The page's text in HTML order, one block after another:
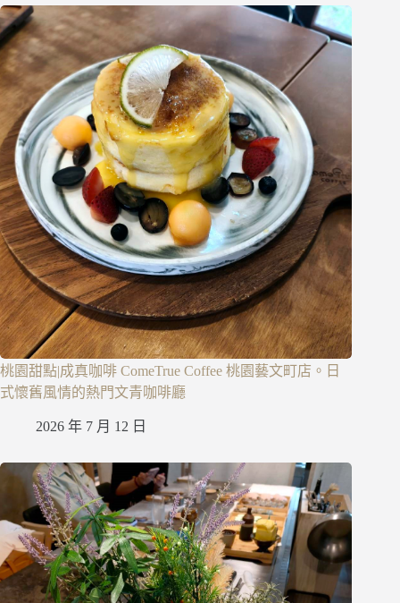
桃園甜點|成真咖啡 ComeTrue Coffee 桃園藝文町店。日
式懷舊風情的熱門文青咖啡廳
2026 年 7 月 12 日